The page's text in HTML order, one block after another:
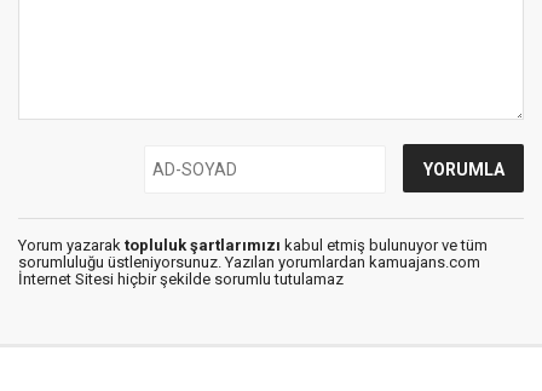
Yorum yazarak topluluk şartlarımızı kabul etmiş bulunuyor ve tüm
sorumluluğu üstleniyorsunuz. Yazılan yorumlardan kamuajans.com
İnternet Sitesi hiçbir şekilde sorumlu tutulamaz